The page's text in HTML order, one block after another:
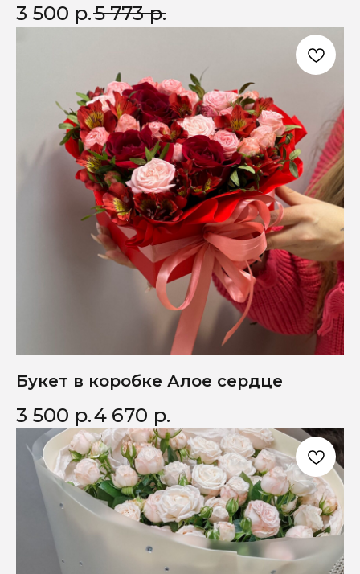
3 500 р.5 773 р.
Букет в коробке Алое сердце
3 500 р.4 670 р.